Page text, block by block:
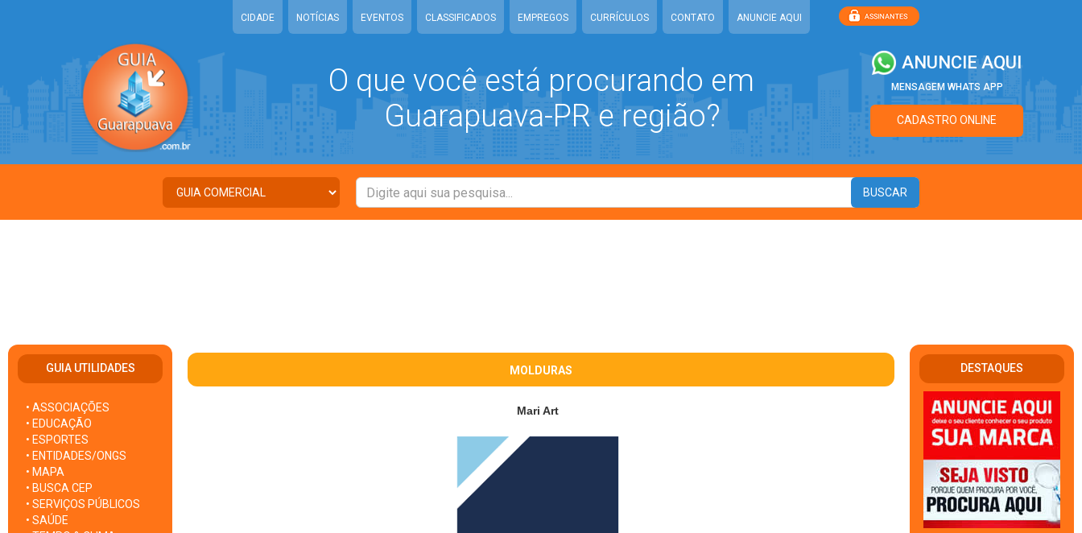
CIDADE NOTÍCIAS EVENTOS CLASSIFICADOS EMPREGOS CURRÍCULOS CONTATO ANUNCIE AQUI
O que você está procurando em
Guarapuava-PR e região?
ANUNCIE AQUI
MENSAGEM WHATS APP
CADASTRO ONLINE
GUIA UTILIDADES
• ASSOCIAÇÕES
• EDUCAÇÃO
• ESPORTES
• ENTIDADES/ONGS
• MAPA
• BUSCA CEP
• SERVIÇOS PÚBLICOS
• SAÚDE
MOLDURAS
Mari Art
DESTAQUES